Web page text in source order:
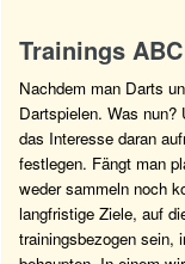
Trainings ABC
Nachdem man Darts
Dartspielen. Was nun?
das Interesse daran
festlegen. Fängt man
weder sammeln noch
langfristige Ziele, auf
trainingsbezogen sein,